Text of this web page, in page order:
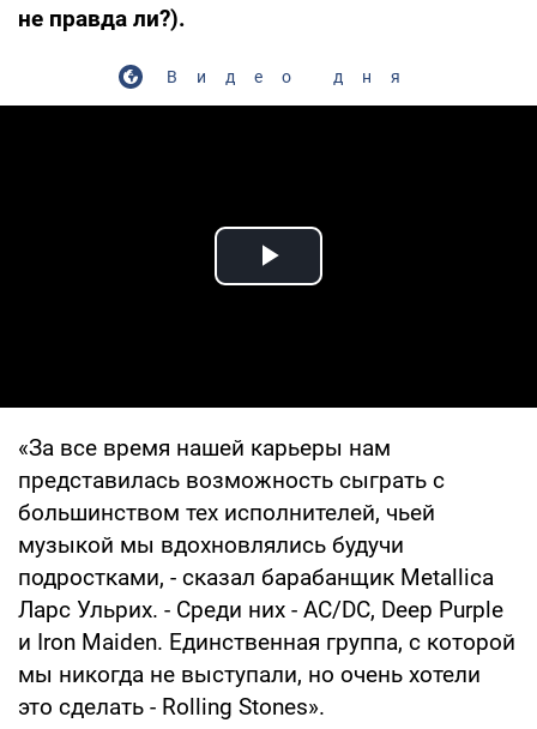
не правда ли?).
Видео дня
Play Video
«За все время нашей карьеры нам
представилась возможность сыграть с
большинством тех исполнителей, чьей
музыкой мы вдохновлялись будучи
подростками, - сказал барабанщик Metallica
Ларс Ульрих. - Среди них - AC/DC, Deep Purple
и Iron Maiden. Единственная группа, с которой
мы никогда не выступали, но очень хотели
это сделать - Rolling Stones».